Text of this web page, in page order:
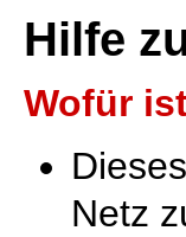
Hilfe
Wofür
Netz